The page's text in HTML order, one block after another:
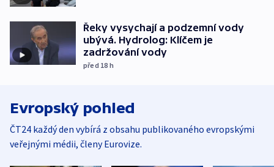
Řeky vysychají a podzemní vody
ubývá. Hydrolog: Klíčem je
zadržování vody
před 18 h
Evropský pohled
ČT24 každý den vybírá z obsahu publikovaného evropskými
veřejnými médii, členy Eurovize.